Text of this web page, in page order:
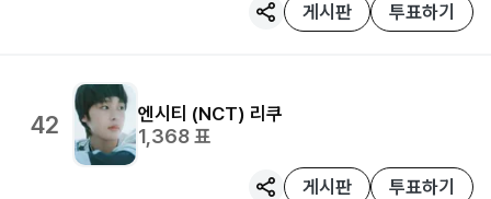
게시판 투표하기
42 엔시티 (NCT) 리쿠
1,368표
게시판 투표하기